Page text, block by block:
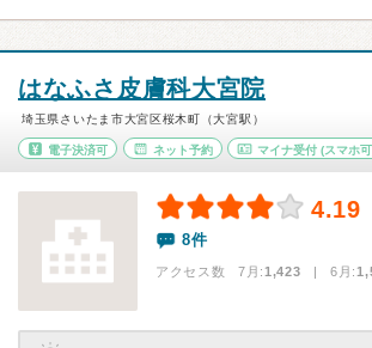
はなふさ皮膚科大宮院
埼玉県さいたま市大宮区桜木町（大宮駅）
電子決済可 ネット予約 マイナ受付 (スマホ
4.19
8件
アクセス数 7月:1,423 | 6月: